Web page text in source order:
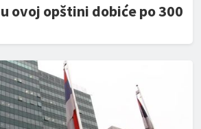
ovoj opštini dobiće po 300